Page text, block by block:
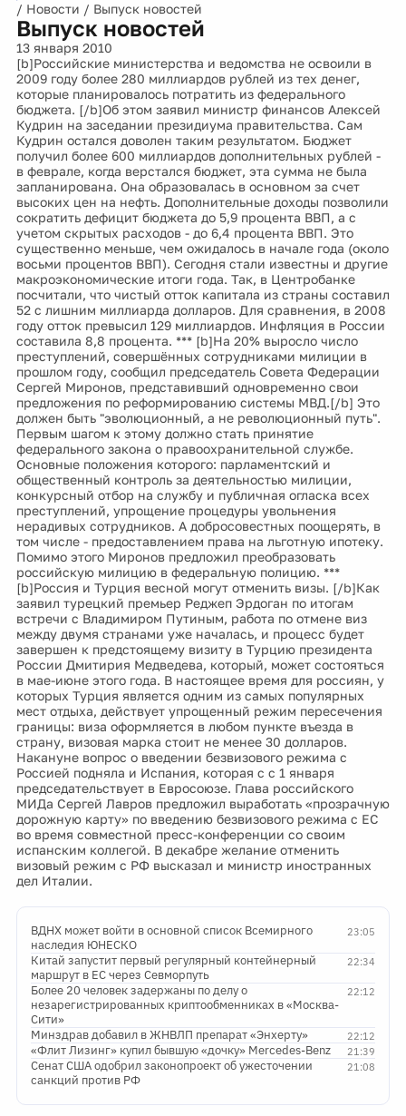
/ Новости / Выпуск новостей
Выпуск новостей
13 января 2010
[b]Российские министерства и ведомства не освоили в
2009 году более 280 миллиардов рублей из тех денег,
которые планировалось потратить из федерального
бюджета. [/b]Об этом заявил министр финансов Алексей
Кудрин на заседании президиума правительства. Сам
Кудрин остался доволен таким результатом. Бюджет
получил более 600 миллиардов дополнительных рублей -
в феврале, когда верстался бюджет, эта сумма не была
запланирована. Она образовалась в основном за счет
высоких цен на нефть. Дополнительные доходы позволили
сократить дефицит бюджета до 5,9 процента ВВП, а с
учетом скрытых расходов - до 6,4 процента ВВП. Это
существенно меньше, чем ожидалось в начале года (около
восьми процентов ВВП). Сегодня стали известны и другие
макроэкономические итоги года. Так, в Центробанке
посчитали, что чистый отток капитала из страны составил
52 с лишним миллиарда долларов. Для сравнения, в 2008
году отток превысил 129 миллиардов. Инфляция в России
составила 8,8 процента. *** [b]На 20% выросло число
преступлений, совершённых сотрудниками милиции в
прошлом году, сообщил председатель Совета Федерации
Сергей Миронов, представивший одновременно свои
предложения по реформированию системы МВД.[/b] Это
должен быть "эволюционный, а не революционный путь".
Первым шагом к этому должно стать принятие
федерального закона о правоохранительной службе.
Основные положения которого: парламентский и
общественный контроль за деятельностью милиции,
конкурсный отбор на службу и публичная огласка всех
преступлений, упрощение процедуры увольнения
нерадивых сотрудников. А добросовестных поощерять, в
том числе - предоставлением права на льготную ипотеку.
Помимо этого Миронов предложил преобразовать
российскую милицию в федеральную полицию. ***
[b]Россия и Турция весной могут отменить визы. [/b]Как
заявил турецкий премьер Реджеп Эрдоган по итогам
встречи с Владимиром Путиным, работа по отмене виз
между двумя странами уже началась, и процесс будет
завершен к предстоящему визиту в Турцию президента
России Дмитирия Медведева, который, может состояться
в мае-июне этого года. В настоящее время для россиян, у
которых Турция является одним из самых популярных
мест отдыха, действует упрощенный режим пересечения
границы: виза оформляется в любом пункте въезда в
страну, визовая марка стоит не менее 30 долларов.
Накануне вопрос о введении безвизового режима с
Россией подняла и Испания, которая с с 1 января
председательствует в Евросоюзе. Глава российского
МИДа Сергей Лавров предложил выработать «прозрачную
дорожную карту» по введению безвизового режима с ЕС
во время совместной пресс-конференции со своим
испанским коллегой. В декабре желание отменить
визовый режим с РФ высказал и министр иностранных
дел Италии.
23:05
ВДНХ может войти в основной список Всемирного
наследия ЮНЕСКО
22:34
Китай запустит первый регулярный контейнерный
маршрут в ЕС через Севморпуть
22:12
Более 20 человек задержаны по делу о
незарегистрированных криптообменниках в «Москва-
Сити»
22:12
Минздрав добавил в ЖНВЛП препарат «Энхерту»
21:39
«Флит Лизинг» купил бывшую «дочку» Mercedes-Benz
21:08
Сенат США одобрил законопроект об ужесточении
санкций против РФ